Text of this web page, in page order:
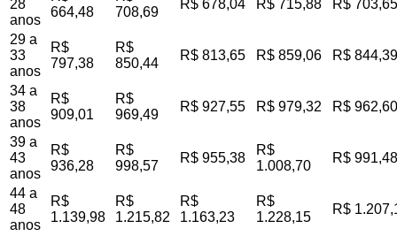
28
anos
664,48
708,69
R$ 678,04 R$ 715,88 R$ 703,65
29 a
33
anos
R$
797,38
R$
850,44
R$ 813,65 R$ 859,06 R$ 844,39
34 a
38
anos
R$
909,01
R$
969,49
R$ 927,55 R$ 979,32 R$ 962,60
39 a
43
anos
R$
936,28
R$
998,57
R$ 955,38
R$
1.008,70
R$ 991,48
44 a
48
anos
R$
1.139,98
R$
1.215,82
R$
1.163,23
R$
1.228,15
R$